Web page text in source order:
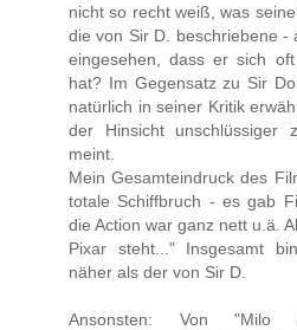
nicht so recht weiß, was
die von Sir D. beschriebene -
eingesehen, dass er sich
hat? Im Gegensatz zu Sir
natürlich in seiner Kritik
der Hinsicht unschlüssiger
meint.
Mein Gesamteindruck des
totale Schiffbruch - es gab
die Action war ganz nett u.ä.
Pixar steht..." Insgesamt
näher als der von Sir D.
Ansonsten: Von